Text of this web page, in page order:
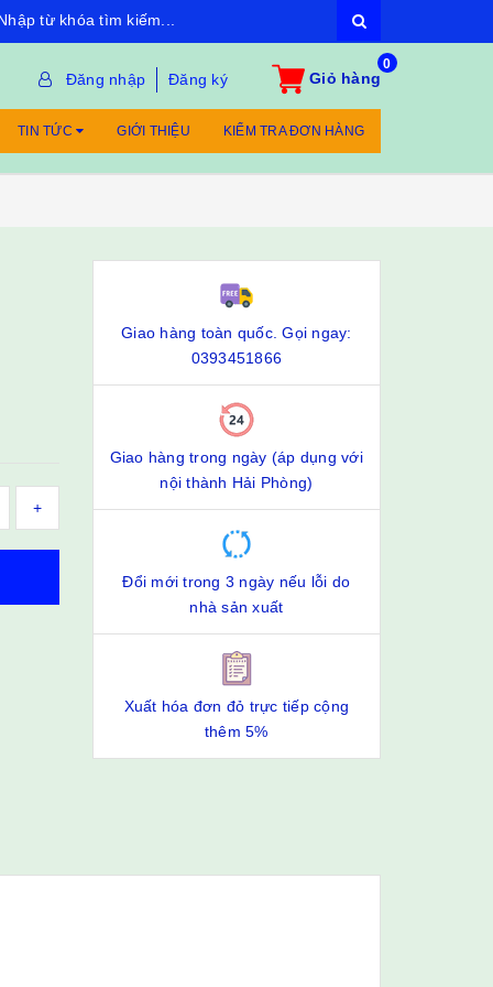
Đăng nhập Đăng ký
0
Giỏ hàng
TIN TỨC GIỚI THIỆU KIỂM TRA ĐƠN HÀNG
+
Giao hàng toàn quốc. Gọi ngay:
0393451866
Giao hàng trong ngày (áp dụng với
nội thành Hải Phòng)
Đổi mới trong 3 ngày nếu lỗi do
nhà sản xuất
Xuất hóa đơn đỏ trực tiếp cộng
thêm 5%